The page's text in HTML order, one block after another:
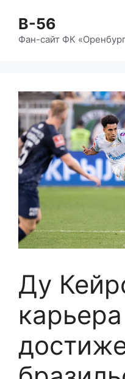
содержимому
B-56
Фан-сайт ФК
Ду